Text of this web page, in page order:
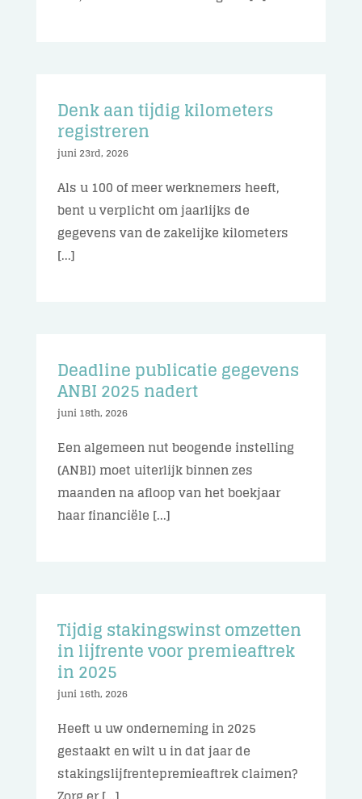
Denk aan tijdig kilometers
registreren
juni 23rd, 2026
Als u 100 of meer werknemers heeft,
bent u verplicht om jaarlijks de
gegevens van de zakelijke kilometers
[...]
Deadline publicatie gegevens
ANBI 2025 nadert
juni 18th, 2026
Een algemeen nut beogende instelling
(ANBI) moet uiterlijk binnen zes
maanden na afloop van het boekjaar
haar financiële [...]
Tijdig stakingswinst omzetten
in lijfrente voor premieaftrek
in 2025
juni 16th, 2026
Heeft u uw onderneming in 2025
gestaakt en wilt u in dat jaar de
stakingslijfrentepremieaftrek claimen?